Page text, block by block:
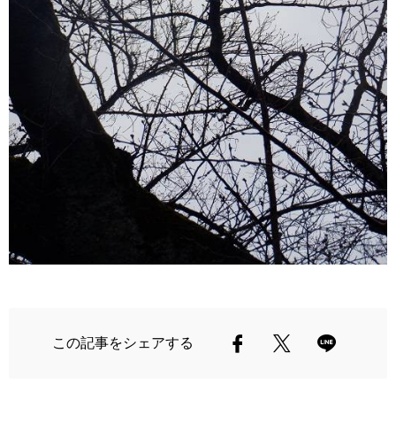
この記事をシェアする